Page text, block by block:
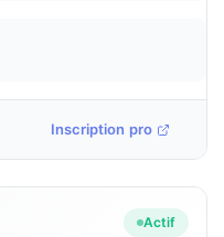
Inscription pro
Actif